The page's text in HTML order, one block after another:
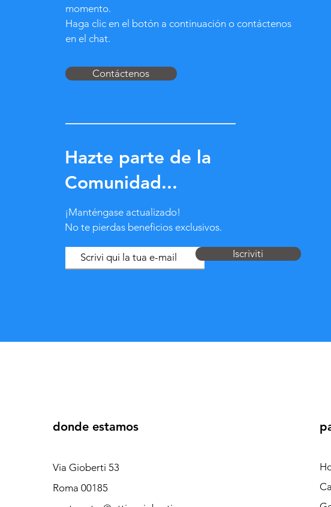
momento.
Haga clic en el botón a continuación o contáctenos
en el chat.
Contáctenos
Hazte parte de la
Comunidad...
¡Manténgase actualizado!
No te pierdas beneficios exclusivos.
Iscriviti
donde estamos
Via Gioberti 53
Roma 00185